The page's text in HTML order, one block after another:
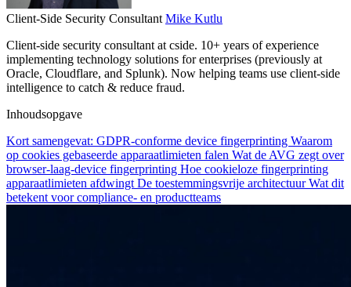
Client-Side Security Consultant Mike Kutlu
Client-side security consultant at cside. 10+ years of experience
implementing technology solutions for enterprises (previously at
Oracle, Cloudflare, and Splunk). Now helping teams use client-side
intelligence to catch & reduce fraud.
Inhoudsopgave
Kort samengevat: GDPR-conforme device fingerprinting Waarom
op cookies gebaseerde apparaatlimieten falen Wat de AVG zegt over
browser-laag-device fingerprinting Hoe cookieloze fingerprinting
apparaatlimieten afdwingt De toestemmingsvrije architectuurWat dit
betekent voor compliance- en productteams